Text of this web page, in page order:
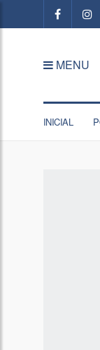
MENU
INICIAL